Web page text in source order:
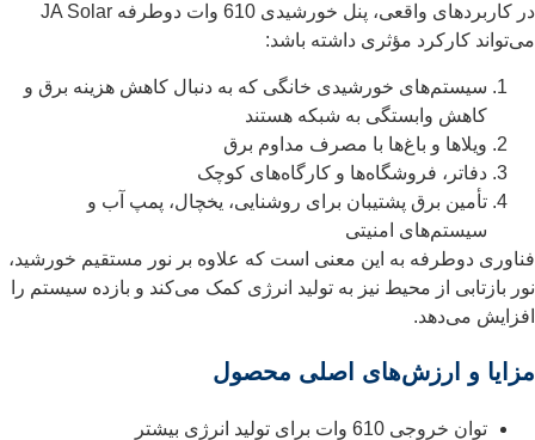
در کاربردهای واقعی، پنل خورشیدی 610 وات دوطرفه JA Solar
می‌تواند کارکرد مؤثری داشته باشد:
سیستم‌های خورشیدی خانگی که به دنبال کاهش هزینه برق و
کاهش وابستگی به شبکه هستند
ویلاها و باغ‌ها با مصرف مداوم برق
دفاتر، فروشگاه‌ها و کارگاه‌های کوچک
تأمین برق پشتیبان برای روشنایی، یخچال، پمپ آب و
سیستم‌های امنیتی
فناوری دوطرفه به این معنی است که علاوه بر نور مستقیم خورشید،
نور بازتابی از محیط نیز به تولید انرژی کمک می‌کند و بازده سیستم را
افزایش می‌دهد.
مزایا و ارزش‌های اصلی محصول
توان خروجی 610 وات برای تولید انرژی بیشتر